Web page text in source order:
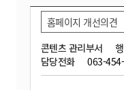
콘텐츠 관리부서
담당전화
063-
홈페이지 개선의견